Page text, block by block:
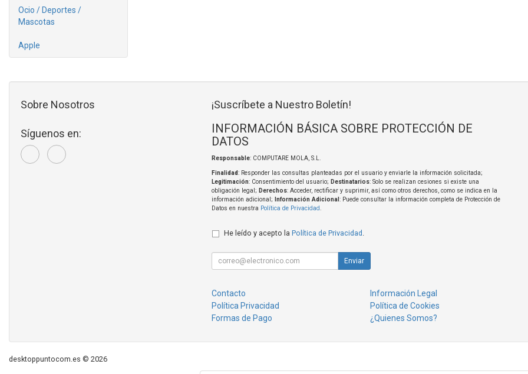
Ocio / Deportes /
Mascotas
Apple
Sobre Nosotros
Síguenos en:
¡Suscríbete a Nuestro Boletín!
INFORMACIÓN BÁSICA SOBRE PROTECCIÓN DE
DATOS
Responsable: COMPUTARE MOLA, S.L.
Finalidad: Responder las consultas planteadas por el usuario y enviarle la información solicitada;
Legitimación: Consentimiento del usuario; Destinatarios: Solo se realizan cesiones si existe una
obligación legal; Derechos: Acceder, rectificar y suprimir, así como otros derechos, como se indica en la
información adicional;
Información Adicional : Puede consultar la información completa de Protección de
Datos en nuestra Política de Privacidad
He leído y acepto la Política de Privacidad .
Enviar
Contacto
Información Legal
Política Privacidad
Política de Cookies
Formas de Pago
¿Quienes Somos?
desktoppuntocom.es © 2026